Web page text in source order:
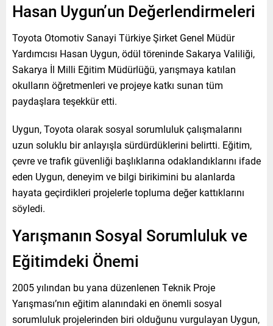
Hasan Uygun’un Değerlendirmeleri
Toyota Otomotiv Sanayi Türkiye Şirket Genel Müdür
Yardımcısı Hasan Uygun, ödül töreninde Sakarya Valiliği,
Sakarya İl Milli Eğitim Müdürlüğü, yarışmaya katılan
okulların öğretmenleri ve projeye katkı sunan tüm
paydaşlara teşekkür etti.
Uygun, Toyota olarak sosyal sorumluluk çalışmalarını
uzun soluklu bir anlayışla sürdürdüklerini belirtti. Eğitim,
çevre ve trafik güvenliği başlıklarına odaklandıklarını ifade
eden Uygun, deneyim ve bilgi birikimini bu alanlarda
hayata geçirdikleri projelerle topluma değer kattıklarını
söyledi.
Yarışmanın Sosyal Sorumluluk ve
Eğitimdeki Önemi
2005 yılından bu yana düzenlenen Teknik Proje
Yarışması’nın eğitim alanındaki en önemli sosyal
sorumluluk projelerinden biri olduğunu vurgulayan Uygun,